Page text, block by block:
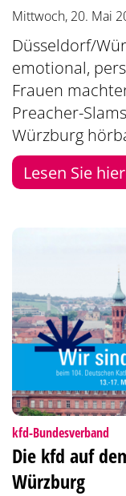
Mittwoch, 20. Mai
Düsseldorf/
emotional,
Frauen
Preacher-
Würzburg
Lesen Sie
kfd-Bundesverband
Die kfd auf
Würzburg